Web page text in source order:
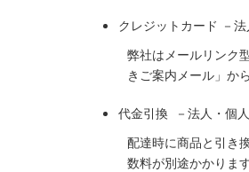
クレジットカード －
弊社はメールリンク
きご案内メール」か
代金引換 －法人・個
配達時に商品と引き
数料が別途かかりま